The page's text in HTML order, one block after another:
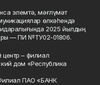
элемтә, мәғлүмәт
өлкәһендә
2025 йылдың
— ПИ №ТУ02-01806.
– филиал
дом «Республика
ПАО «БАНК